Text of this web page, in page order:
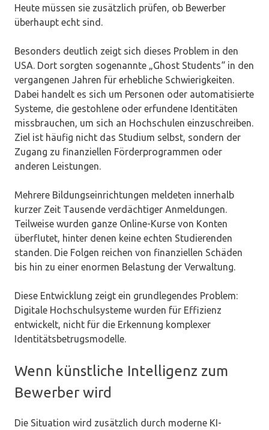
Heute müssen sie zusätzlich prüfen, ob Bewerber
überhaupt echt sind.
Besonders deutlich zeigt sich dieses Problem in den
USA. Dort sorgten sogenannte „Ghost Students“ in den
vergangenen Jahren für erhebliche Schwierigkeiten.
Dabei handelt es sich um Personen oder automatisierte
Systeme, die gestohlene oder erfundene Identitäten
missbrauchen, um sich an Hochschulen einzuschreiben.
Ziel ist häufig nicht das Studium selbst, sondern der
Zugang zu finanziellen Förderprogrammen oder
anderen Leistungen.
Mehrere Bildungseinrichtungen meldeten innerhalb
kurzer Zeit Tausende verdächtiger Anmeldungen.
Teilweise wurden ganze Online-Kurse von Konten
überflutet, hinter denen keine echten Studierenden
standen. Die Folgen reichen von finanziellen Schäden
bis hin zu einer enormen Belastung der Verwaltung.
Diese Entwicklung zeigt ein grundlegendes Problem:
Digitale Hochschulsysteme wurden für Effizienz
entwickelt, nicht für die Erkennung komplexer
Identitätsbetrugsmodelle.
Wenn künstliche Intelligenz zum
Bewerber wird
Die Situation wird zusätzlich durch moderne KI-